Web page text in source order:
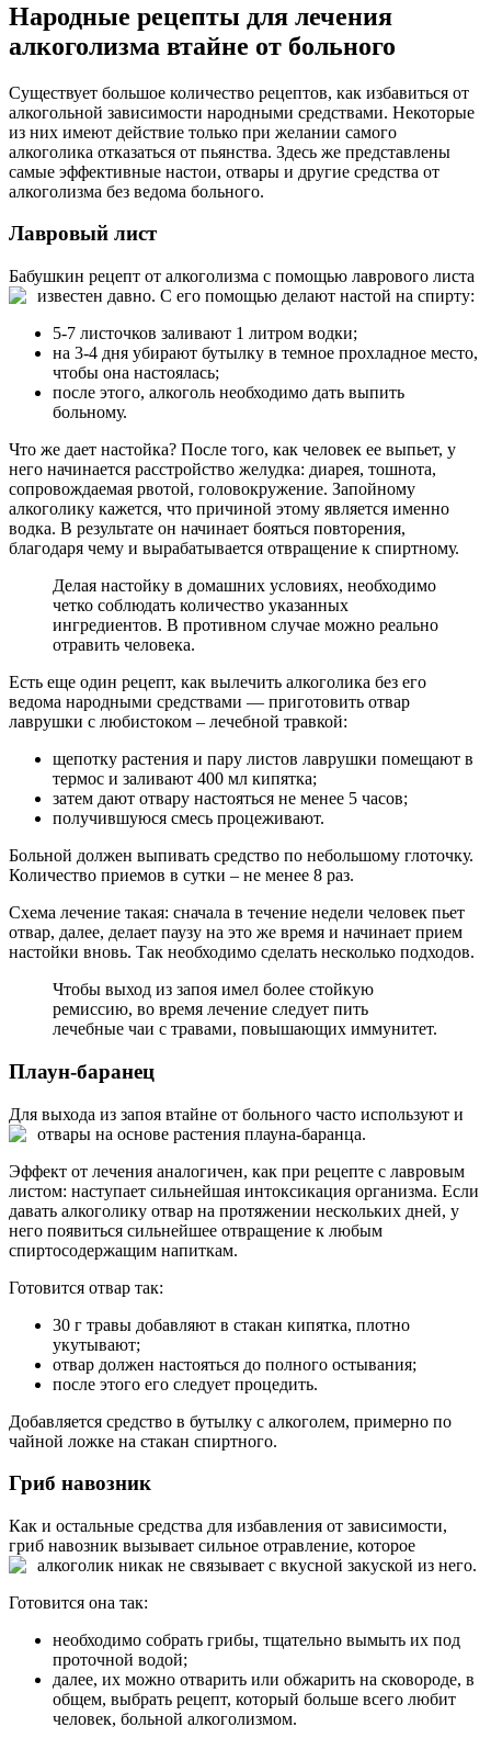
Народные рецепты для лечения
алкоголизма втайне от больного
Существует большое количество рецептов, как избавиться от
алкогольной зависимости народными средствами. Некоторые
из них имеют действие только при желании самого
алкоголика отказаться от пьянства. Здесь же представлены
самые эффективные настои, отвары и другие средства от
алкоголизма без ведома больного.
Лавровый лист
Бабушкин рецепт от алкоголизма с помощью лаврового листа
известен давно. С его помощью делают настой на спирту:
5-7 листочков заливают 1 литром водки;
на 3-4 дня убирают бутылку в темное прохладное место,
чтобы она настоялась;
после этого, алкоголь необходимо дать выпить
больному.
Что же дает настойка? После того, как человек ее выпьет, у
него начинается расстройство желудка: диарея, тошнота,
сопровождаемая рвотой, головокружение. Запойному
алкоголику кажется, что причиной этому является именно
водка. В результате он начинает бояться повторения,
благодаря чему и вырабатывается отвращение к спиртному.
Делая настойку в домашних условиях, необходимо
четко соблюдать количество указанных
ингредиентов. В противном случае можно реально
отравить человека.
Есть еще один рецепт, как вылечить алкоголика без его
ведома народными средствами — приготовить отвар
лаврушки с любистоком – лечебной травкой:
щепотку растения и пару листов лаврушки помещают в
термос и заливают 400 мл кипятка;
затем дают отвару настояться не менее 5 часов;
получившуюся смесь процеживают.
Больной должен выпивать средство по небольшому глоточку.
Количество приемов в сутки – не менее 8 раз.
Схема лечение такая: сначала в течение недели человек пьет
отвар, далее, делает паузу на это же время и начинает прием
настойки вновь. Так необходимо сделать несколько подходов.
Чтобы выход из запоя имел более стойкую
ремиссию, во время лечение следует пить
лечебные чаи с травами, повышающих иммунитет.
Плаун-баранец
Для выхода из запоя втайне от больного часто используют и
отвары на основе растения плауна-баранца.
Эффект от лечения аналогичен, как при рецепте с лавровым
листом: наступает сильнейшая интоксикация организма. Если
давать алкоголику отвар на протяжении нескольких дней, у
него появиться сильнейшее отвращение к любым
спиртосодержащим напиткам.
Готовится отвар так:
30 г травы добавляют в стакан кипятка, плотно
укутывают;
отвар должен настояться до полного остывания;
после этого его следует процедить.
Добавляется средство в бутылку с алкоголем, примерно по
чайной ложке на стакан спиртного.
Гриб навозник
Как и остальные средства для избавления от зависимости,
гриб навозник вызывает сильное отравление, которое
алкоголик никак не связывает с вкусной закуской из него.
Готовится она так:
необходимо собрать грибы, тщательно вымыть их под
проточной водой;
далее, их можно отварить или обжарить на сковороде, в
общем, выбрать рецепт, который больше всего любит
человек, больной алкоголизмом.